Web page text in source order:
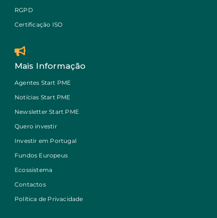
RGPD
Certificação ISO
Mais Informação
Agentes Start PME
Notícias Start PME
Newsletter Start PME
Quero investir
Investir em Portugal
Fundos Europeus
Ecossistema
Contactos
Política de Privacidade